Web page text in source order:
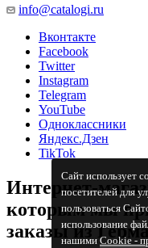
Сайт использует
посетителей для
пользоваться
использование
нашимиCookiе -
info@catalogi.ru
Вконтакте
Facebook
Twitter
Instagram
Telegram
YouTube
Одноклассники
Яндекс.Дзен
TikTok
Интернет-
которым мы
заказы из